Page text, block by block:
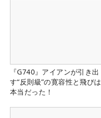
『G740』アイアンが引き出
す“反則級”の寛容性と飛びは
本当だった！